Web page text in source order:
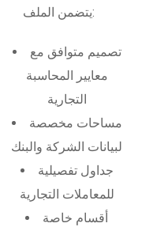
يتضمن الملف:
تصميم متوافق مع
معايير المحاسبة
التجارية
مساحات مخصصة
لبيانات الشركة والبنك
جداول تفصيلية
للمعاملات التجارية
أقسام خاصة